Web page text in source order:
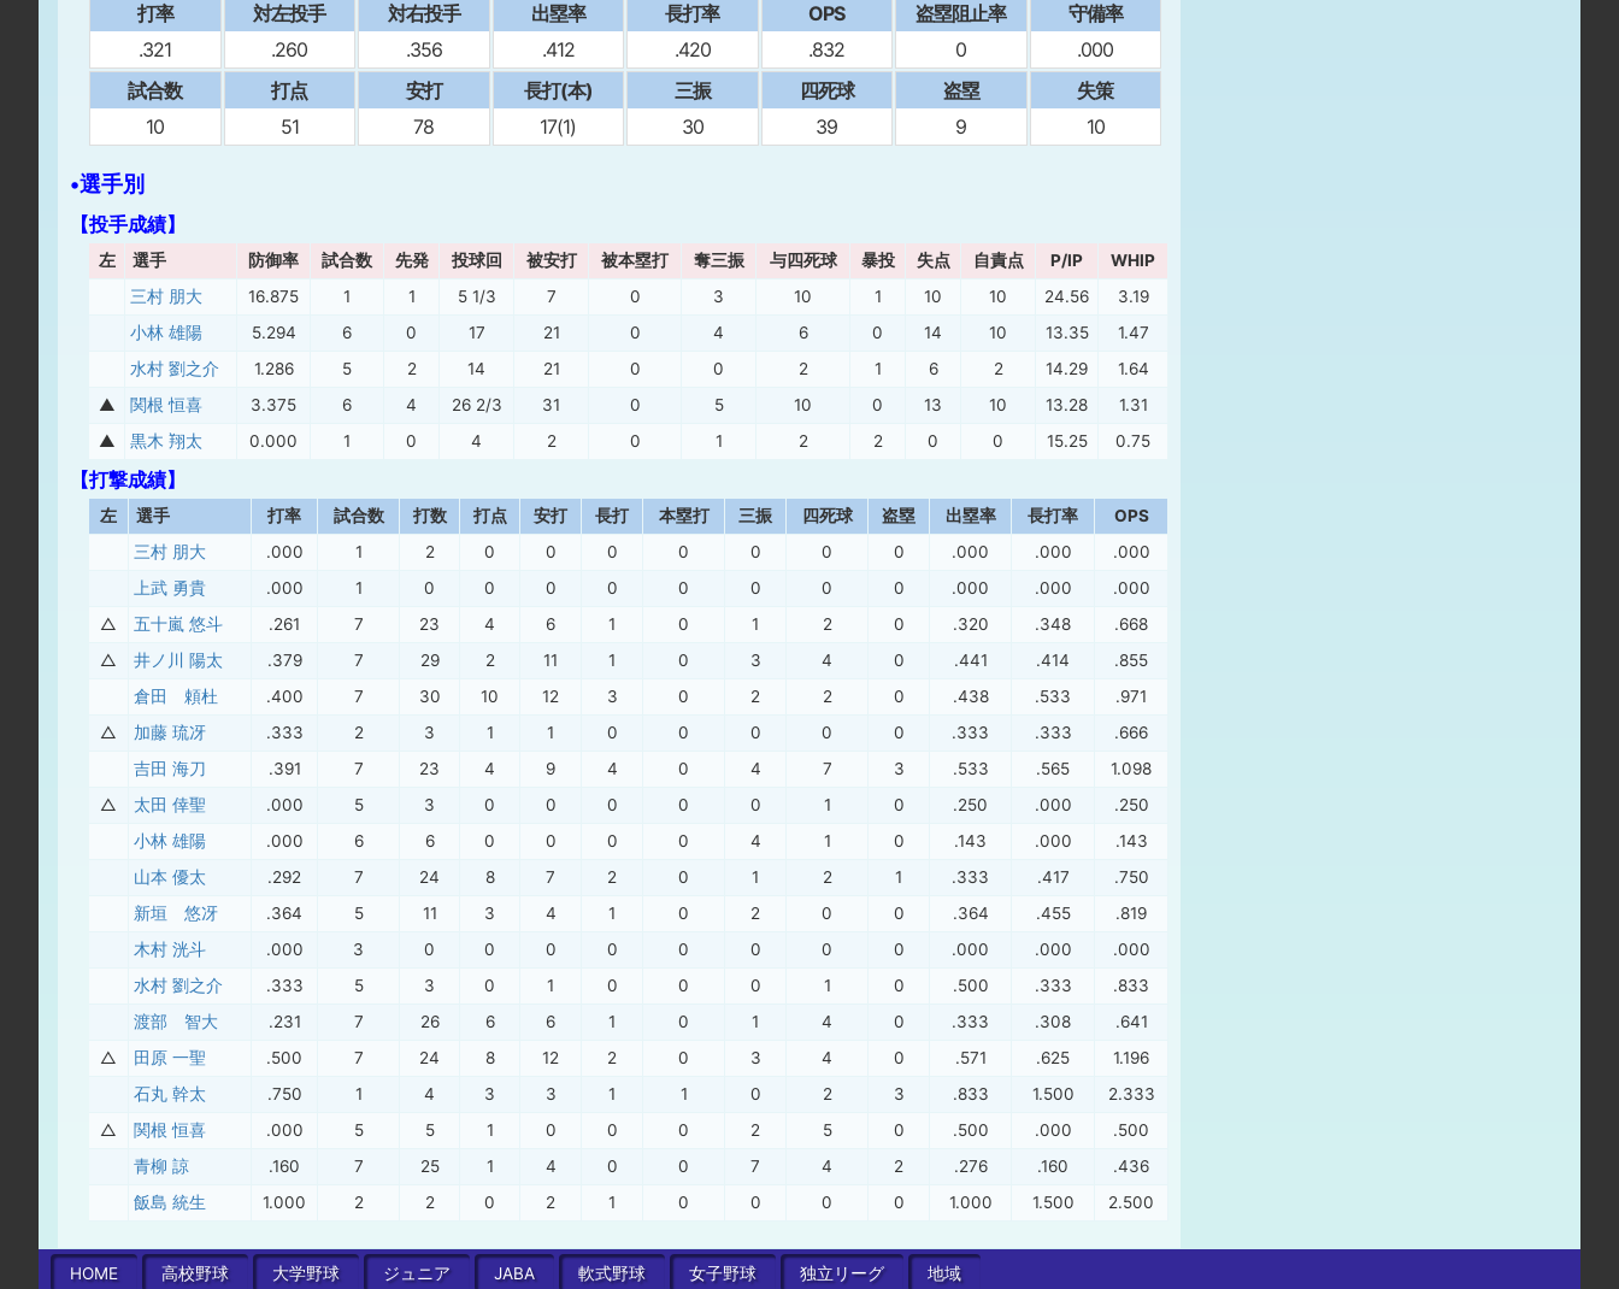
打率
.321
対左投手
.260
対右投手
.356
出塁率
.412
⻑打率
.420
OPS
.832
盗塁阻止率
0
守備率
.000
試合数
10
打点
51
安打
78
⻑打(本)
17(1)
三振
30
四死球
39
盗塁
9
失策
10
•選手別
【投手成績】
左 選手 防御率 試合数 先発 投球回 被安打 被本塁打 奪三振 与四死球 暴投 失点 自責点 P/IP
WHIP
三村 朋大
16.875 1 1 5 1/3 7 0 3 10 1 10 10 24.56
3.19
小林 雄陽
5.294 6 0 17 21 0 4 6 0 14 10 13.35
1.47
水村 劉之介
1.286 5 2 14 21 0 0 2 1 6 2 14.29
1.64
▲
関根 恒喜 3.375 6 4 26 2/3 31 0 5 10 0 13 10 13.28
1.31
▲
黒木 翔太 0.000 1 0 4 2 0 1 2 2 0 0 15.25 0.75
【打撃成績】
左 選手 打率 試合数 打数 打点 安打 長打 本塁打 三振 四死球 盗塁 出塁率 長打率
OPS
三村 朋大
.000 1 2 0 0 0 0 0 0 0 .000 .000
.000
上武 勇貴
.000 1 0 0 0 0 0 0 0 0 .000 .000
.000
△
五十嵐 悠斗 .261 7 23 4 6 1 0 1 2 0 .320 .348
.668
△
井ノ川 陽太 .379 7 29 2 11 1 0 3 4 0 .441 .414
.855
倉田 頼杜
.400 7 30 10 12 3 0 2 2 0 .438 .533
.971
△
加藤 琉冴 .333 2 3 1 1 0 0 0 0 0 .333 .333
.666
吉田 海刀
.391 7 23 4 9 4 0 4 7 3 .533 .565
1.098
△
太田 倖聖 .000 5 3 0 0 0 0 0 1 0 .250 .000
.250
小林 雄陽
.000 6 6 0 0 0 0 4 1 0 .143 .000
.143
山本 優太
.292 7 24 8 7 2 0 1 2 1 .333 .417
.750
新垣 悠冴
.364 5 11 3 4 1 0 2 0 0 .364 .455
.819
木村 洸斗
.000 3 0 0 0 0 0 0 0 0 .000 .000
.000
水村 劉之介
.333 5 3 0 1 0 0 0 1 0 .500 .333
.833
渡部 智大
.231 7 26 6 6 1 0 1 4 0 .333 .308
.641
△
田原 一聖 .500 7 24 8 12 2 0 3 4 0 .571 .625
1.196
石丸 幹太
.750 1 4 3 3 1 1 0 2 3 .833 1.500
2.333
△
関根 恒喜 .000 5 5 1 0 0 0 2 5 0 .500 .000
.500
青柳 諒
.160 7 25 1 4 0 0 7 4 2 .276 .160
.436
飯島 統生
1.000 2 2 0 2 1 0 0 0 0 1.000 1.500 2.500
HOME 高校野球 大学野球 ジュニア JABA 軟式野球 女子野球 独立リーグ 地域